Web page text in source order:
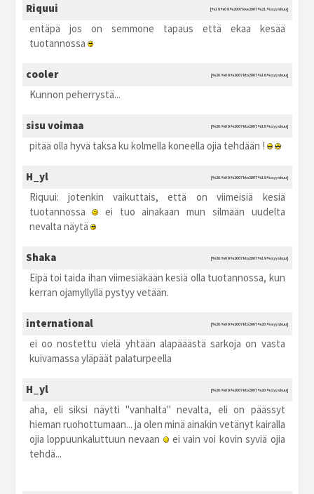
Riquui [%19.%09.%2007 kke2007 %21:%syyskuu]
entäpä jos on semmone tapaus että ekaa kesää
tuotannossa
cooler [%20.%09.%2007 kto2007 %16:%syyskuu]
Kunnon peherrystä...
sisu voimaa [%20.%09.%2007 kto2007 %18:%syyskuu]
pitää olla hyvä taksa ku kolmella koneella ojia tehdään !
H_yl [%20.%09.%2007 kto2007 %19:%syyskuu]
Riquui: jotenkin vaikuttais, että on viimeisiä kesiä
tuotannossa
ei tuo ainakaan mun silmään uudelta
nevalta näytä
Shaka [%20.%09.%2007 kto2007 %19:%syyskuu]
Eipä toi taida ihan viimesiäkään kesiä olla tuotannossa, kun
kerran ojamyllyllä pystyy vetään.
international [%20.%09.%2007 kto2007 %20:%syyskuu]
ei oo nostettu vielä yhtään alapääästä sarkoja on vasta
kuivamassa yläpäät palaturpeella
H_yl [%20.%09.%2007 kto2007 %20:%syyskuu]
aha, eli siksi näytti "vanhalta" nevalta, eli on päässyt
hieman ruohottumaan... ja olen minä ainakin vetänyt kairalla
ojia loppuunkaluttuun nevaan
ei vain voi kovin syviä ojia
tehdä...